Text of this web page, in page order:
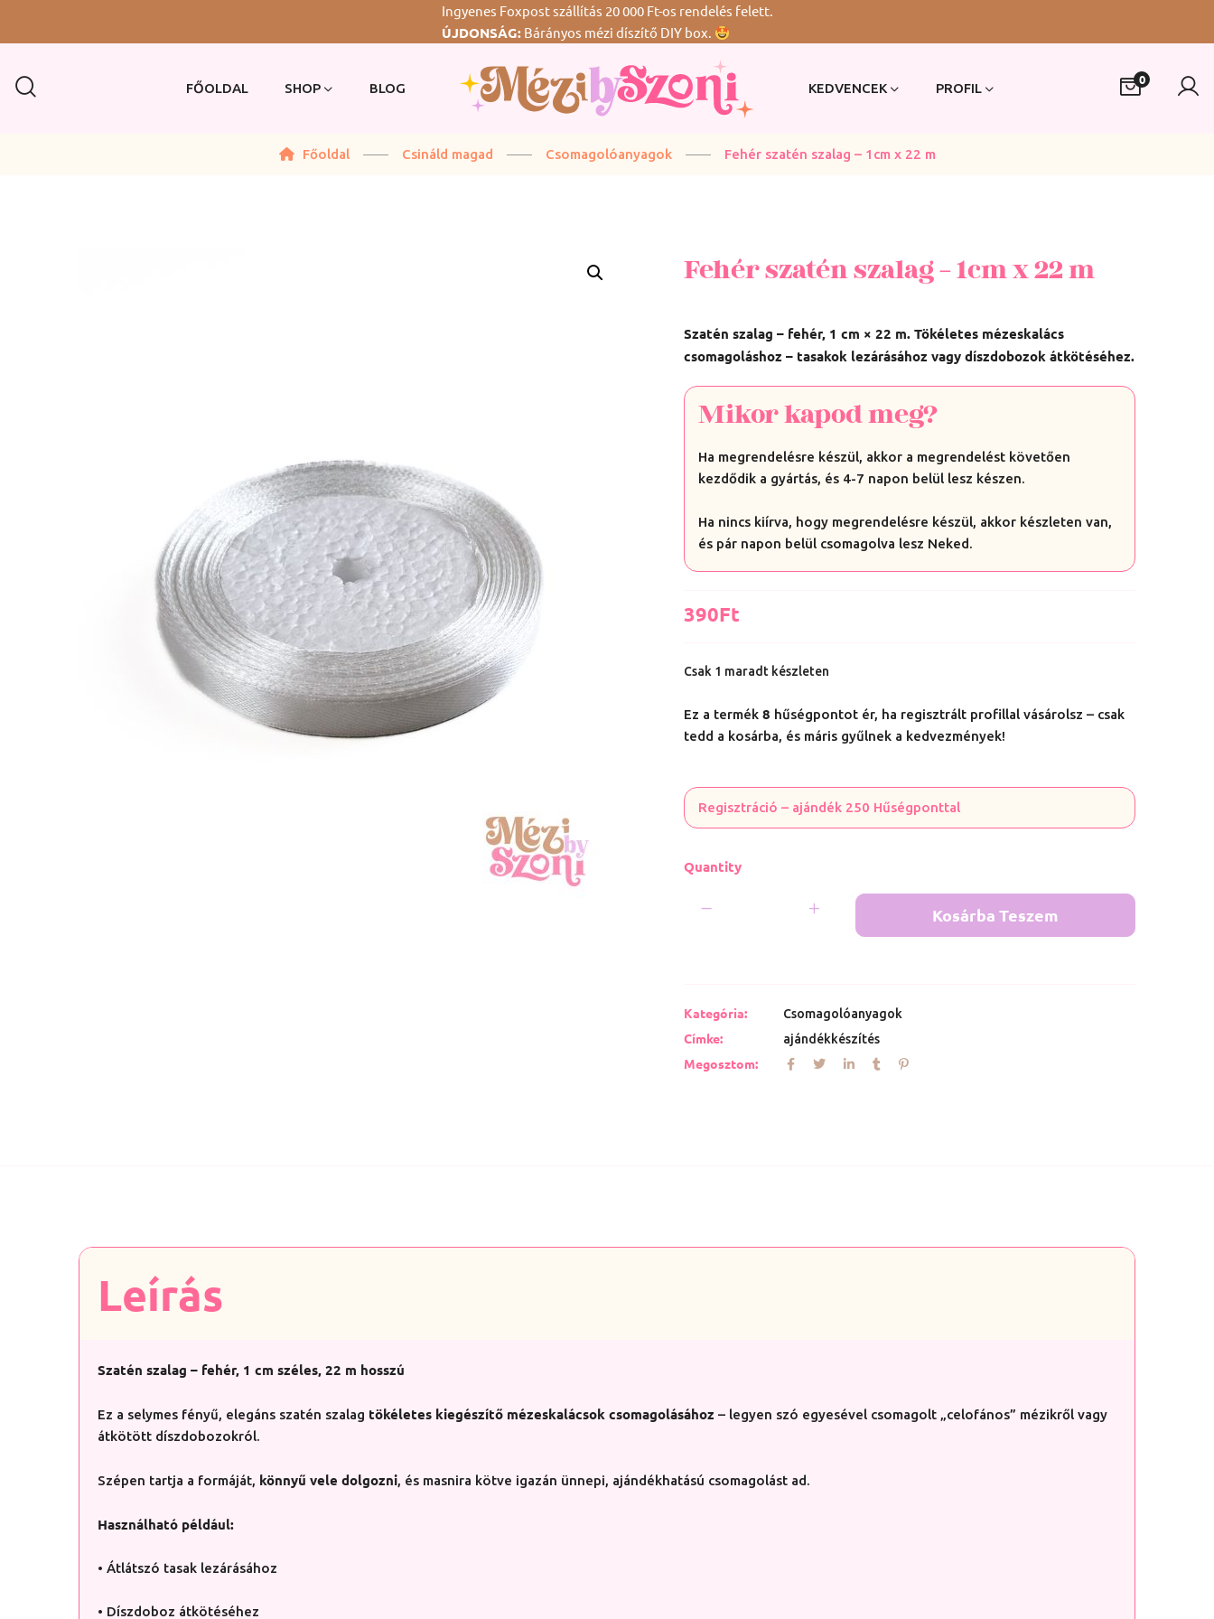
Ingyenes Foxpost szállítás 20 000 Ft-os rendelés felett.
ÚJDONSÁG:Bárányos mézi díszítő DIY box.
FŐOLDAL SHOP BLOG KEDVENCEK PROFIL
0
Főoldal Csináld magad Csomagolóanyagok Fehér szatén szalag – 1cm x 22 m
Fehér szatén szalag – 1cm x 22 m
Szatén szalag – fehér, 1 cm × 22 m. Tökéletes mézeskalács
csomagoláshoz – tasakok lezárásához vagy díszdobozok átkötéséhez.
Mikor kapod meg?
Ha megrendelésre készül, akkor a megrendelést követően
kezdődik a gyártás, és 4-7 napon belül lesz készen.
Ha nincs kiírva, hogy megrendelésre készül, akkor készleten van,
és pár napon belül csomagolva lesz Neked.
390Ft
Csak 1 maradt készleten
Ez a termék 8 hűségpontot ér, ha regisztrált profillal vásárolsz – csak
tedd a kosárba, és máris gyűlnek a kedvezmények!
Regisztráció – ajándék 250 Hűségponttal
Quantity
Kosárba Teszem
Kategória: Csomagolóanyagok
Címke: ajándékkészítés
Megosztom:
Leírás
Szatén szalag – fehér, 1 cm széles, 22 m hosszú
Ez a selymes fényű, elegáns szatén szalag tökéletes kiegészítő mézeskalácsok csomagolásához – legyen szó egyesével csomagolt „celofános” mézikről vagy
átkötött díszdobozokról.
Szépen tartja a formáját, könnyű vele dolgozni, és masnira kötve igazán ünnepi, ajándékhatású csomagolást ad.
Használható például:
• Átlátszó tasak lezárásához
• Díszdoboz átkötéséhez